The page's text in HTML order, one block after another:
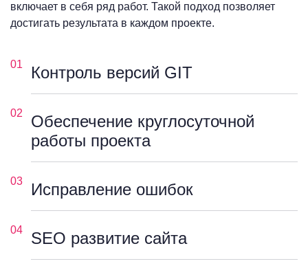
включает в себя ряд работ. Такой подход позволяет
достигать результата в каждом проекте.
01 Контроль версий GIT
02
Обеспечение круглосуточной
работы проекта
03 Исправление ошибок
04 SEO развитие сайта